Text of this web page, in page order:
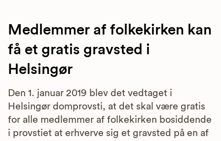
Medlemmer af folkekirken kan
få et gratis gravsted i
Helsingør
Den 1. januar 2019 blev det vedtaget i
Helsingør domprovsti, at det skal være gratis
for alle medlemmer af folkekirken bosiddende
i provstiet at erhverve sig et gravsted på en af